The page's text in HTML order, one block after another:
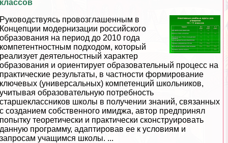
классов
Руководствуясь провозглашенным в
Концепции модернизации российского
образования на период до 2010 года
компетентностным подходом, который
реализует деятельностный хаpaктер
образования и ориентирует образовательный процесс на
пpaктические результаты, в частности формирование
ключевых (универсальных) компетенций школьников,
учитывая образовательную потребность
старшеклассников школы в получении знаний, связанных
с созданием собственного имиджа, автор предпринял
попытку теоретически и пpaктически сконструировать
данную программу, адаптировав ее к условиям и
запросам учащимся школы. ...